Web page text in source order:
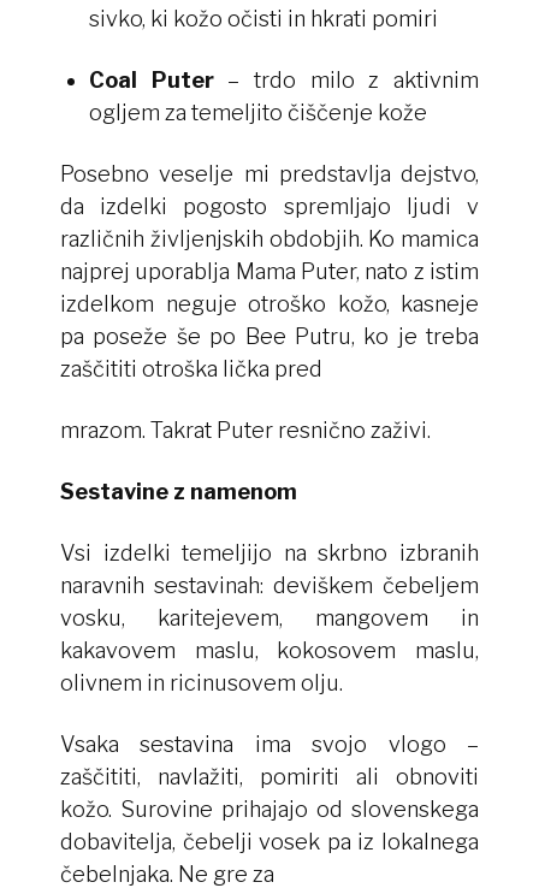
sivko, ki kožo očisti in hkrati pomiri
Coal Puter– trdo milo z aktivnim
ogljem za temeljito čiščenje kože
Posebno veselje mi predstavlja dejstvo,
da izdelki pogosto spremljajo ljudi v
različnih življenjskih obdobjih. Ko mamica
najprej uporablja Mama Puter, nato z istim
izdelkom neguje otroško kožo, kasneje
pa poseže še po Bee Putru, ko je treba
zaščititi otroška lička pred
mrazom. Takrat Puter resnično zaživi.
Sestavine z namenom
Vsi izdelki temeljijo na skrbno izbranih
naravnih sestavinah: deviškem čebeljem
vosku, karitejevem, mangovem in
kakavovem maslu, kokosovem maslu,
olivnem in ricinusovem olju.
Vsaka sestavina ima svojo vlogo –
zaščititi, navlažiti, pomiriti ali obnoviti
kožo. Surovine prihajajo od slovenskega
dobavitelja, čebelji vosek pa iz lokalnega
čebelnjaka. Ne gre za